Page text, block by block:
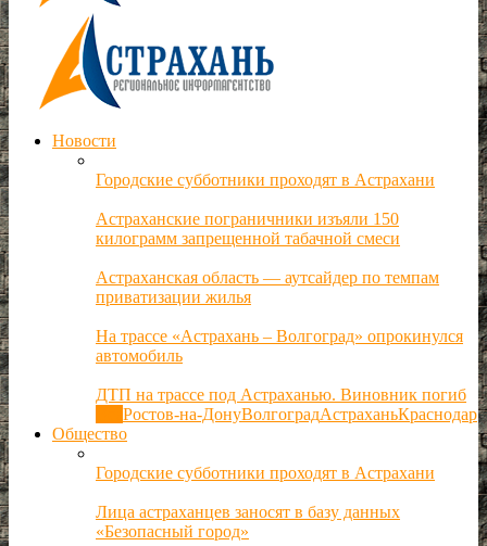
Новости
Городские субботники проходят в Астрахани
Астраханские пограничники изъяли 150
килограмм запрещенной табачной смеси
Астраханская область — аутсайдер по темпам
приватизации жилья
На трассе «Астрахань – Волгоград» опрокинулся
автомобиль
ДТП на трассе под Астраханью. Виновник погиб
Ростов-на-ДонуВолгоградАстраханьКраснодар
Общество
Городские субботники проходят в Астрахани
Лица астраханцев заносят в базу данных
«Безопасный город»